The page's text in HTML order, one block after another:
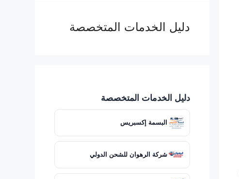
دليل الخدمات المتخصصة
دليل الخدمات المتخصصة
البسمة إكسبريس
شركة الرهوان للشحن الدولي